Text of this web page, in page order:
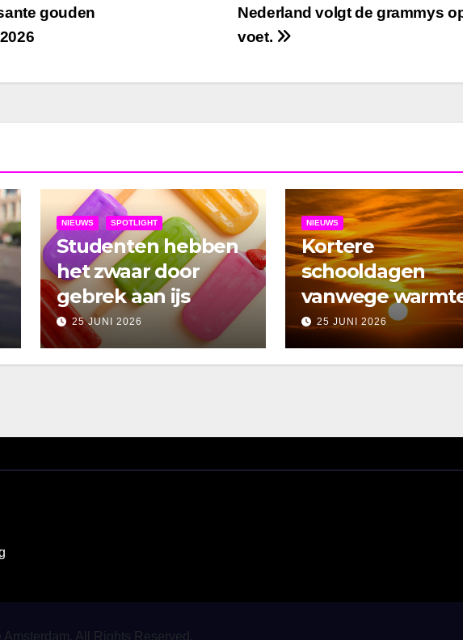
Nederland volgt de grammys
voet.
gouden
NIEUWS SPOTLIGHT
Studenten hebben
het zwaar door
gebrek aan ijs
25 JUNI 2026
NIEUWS
Kortere
schooldagen
vanwege
25 JUNI 2026
All Rights Reserved.